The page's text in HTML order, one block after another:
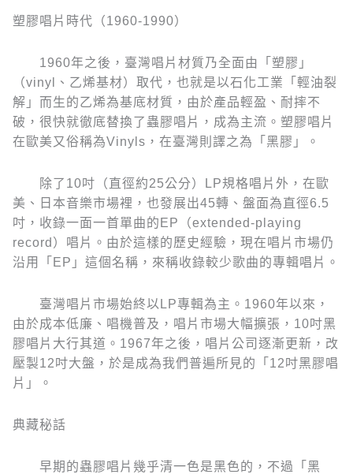
塑膠唱片時代（1960-1990）
1960年之後，臺灣唱片材質乃全面由「塑膠」
（vinyl、乙烯基材）取代，也就是以石化工業「輕油裂
解」而生的乙烯為基底材質，由於產品輕盈、耐摔不
破，很快就徹底替換了蟲膠唱片，成為主流。塑膠唱片
在歐美又俗稱為Vinyls，在臺灣則譯之為「黑膠」。
除了10吋（直徑約25公分）LP規格唱片外，在歐
美、日本音樂市場裡，也發展出45轉、盤面為直徑6.5
吋，收錄一面一首單曲的EP（extended-playing
record）唱片。由於這樣的歷史經驗，現在唱片市場仍
沿用「EP」這個名稱，來稱收錄較少歌曲的專輯唱片。
臺灣唱片市場始終以LP專輯為主。1960年以來，
由於成本低廉、唱機普及，唱片市場大幅擴張，10吋黑
膠唱片大行其道。1967年之後，唱片公司逐漸更新，改
壓製12吋大盤，於是成為我們普遍所見的「12吋黑膠唱
片」。
典藏秘話
早期的蟲膠唱片幾乎清一色是黑色的，不過「黑